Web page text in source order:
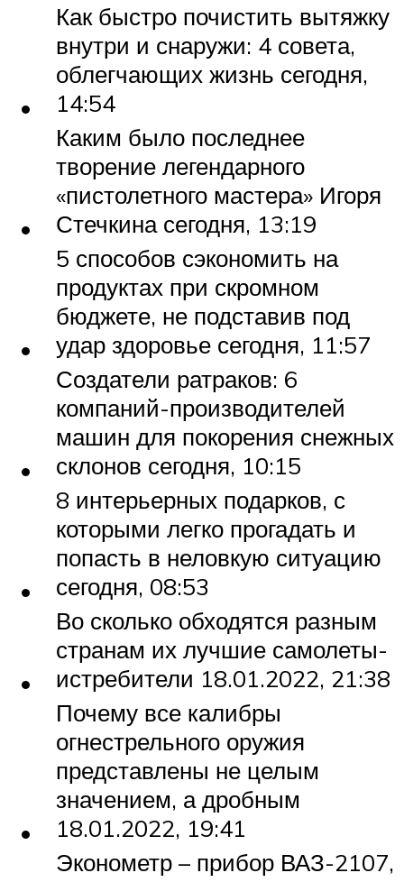
Как быстро почистить вытяжку
внутри и снаружи: 4 совета,
облегчающих жизнь сегодня,
14:54
Каким было последнее
творение легендарного
«пистолетного мастера» Игоря
Стечкина сегодня, 13:19
5 способов сэкономить на
продуктах при скромном
бюджете, не подставив под
удар здоровье сегодня, 11:57
Создатели ратраков: 6
компаний-производителей
машин для покорения снежных
склонов сегодня, 10:15
8 интерьерных подарков, с
которыми легко прогадать и
попасть в неловкую ситуацию
сегодня, 08:53
Во сколько обходятся разным
странам их лучшие самолеты-
истребители 18.01.2022, 21:38
Почему все калибры
огнестрельного оружия
представлены не целым
значением, а дробным
18.01.2022, 19:41
Эконометр – прибор ВАЗ-2107,